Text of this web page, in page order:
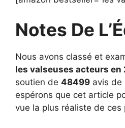
Notes De
Nous avons classé et
les valseuses acteurs en
soutien de 48499 avis de
espérons que cet article
vue la plus réaliste de ces